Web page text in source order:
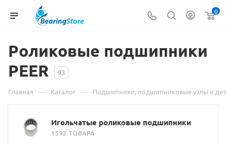
0
Роликовые подшипники
PEER
93
Главная — Каталог — Подшипники, подшипниковые узлы и
Игольчатые роликовые подшипники
1592 ТОВАРА